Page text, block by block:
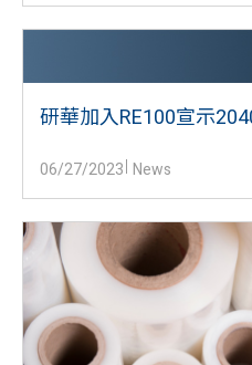
研華加入RE100宣示
06/27/2023 News